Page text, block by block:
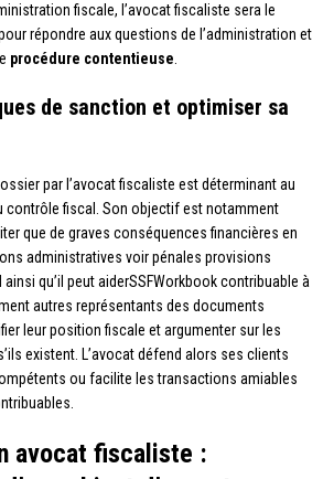
fiscale, l’avocat fiscaliste sera le
répondre aux questions de l’administration et
procédure contentieuse.
de sanction et optimiser sa
par l’avocat fiscaliste est déterminant au
contrôle fiscal. Son objectif est notamment
que de graves conséquences financières en
administratives voir pénales provisions
qu’il peut aiderSSFWorkbook contribuable à
autres représentants des documents
leur position fiscale et argumenter sur les
existent. L’avocat défend alors ses clients
ou facilite les transactions amiables
avocat fiscaliste :